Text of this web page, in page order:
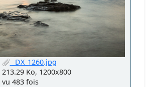
_DX_1260.jpg
213.29 Ko, 1200x800
vu 483 fois